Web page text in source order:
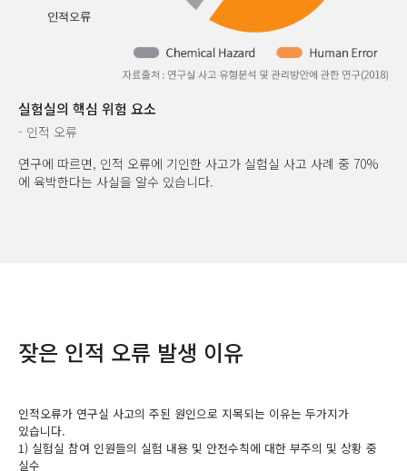
실험실의 핵심 위험 요소
- 인적 오류
연구에 따르면, 인적 오류에 기인한 사고가 실험실 사고 사례 중 70%
에 육박한다는 사실을 알수 있습니다.
잦은 인적 오류 발생 이유
인적오류가 연구실 사고의 주된 원인으로 지목되는 이유는 두가지가
있습니다.
1) 실험실 참여 인원들의 실험 내용 및 안전수칙에 대한 부주의 및 상황 중
실수